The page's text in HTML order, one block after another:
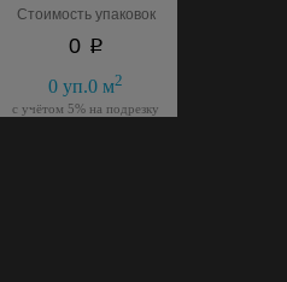
Стоимость упаковок
0 p
0 уп.0 м2
с учётом 5% на подрезку